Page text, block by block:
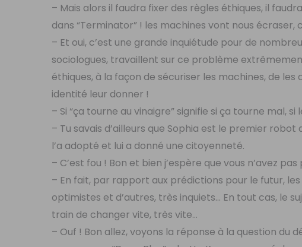
– Mais alors il faudra fixer des règles éthiques, il
dans “Terminator” ! les machines vont nous écraser,
– Et oui, c’est une grande inquiétude pour de
sociologues, travaillent sur ce problème
éthiques, à la façon de sécuriser les machines, de
identité leur donner !
– Si “ça tourne au vinaigre” signifie si ça tourne mal,
– Tu savais d’ailleurs que Sophia est le premier
l’a adopté et lui a donné une citoyenneté.
– C’est fou ! Bon et bien j’espère que vous n’avez
– En fait, par rapport aux prédictions pour le futur,
optimistes et d’autres, très inquiets… En tout cas, le
train de changer vite, très vite…
– Ouf ! Bon allez, voyons la réponse à la question du